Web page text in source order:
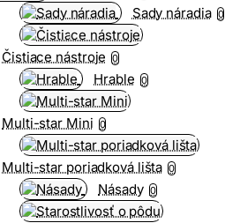
Sady náradia 0
Čistiace nástroje 0
Hrable 0
Multi-star Mini 0
Multi-star poriadková lišta 0
Násady 0